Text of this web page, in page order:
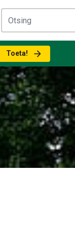
Toeta!